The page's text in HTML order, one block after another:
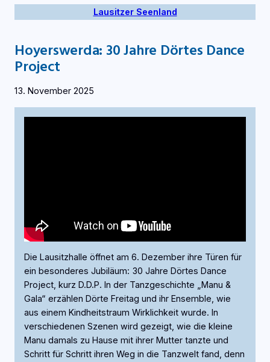
Lausitzer Seenland
Hoyerswerda: 30 Jahre Dörtes Dance
Project
13. November 2025
Die Lausitzhalle öffnet am 6. Dezember ihre Türen für
ein besonderes Jubiläum: 30 Jahre Dörtes Dance
Project, kurz D.D.P. In der Tanzgeschichte „Manu &
Gala“ erzählen Dörte Freitag und ihr Ensemble, wie
aus einem Kindheitstraum Wirklichkeit wurde. In
verschiedenen Szenen wird gezeigt, wie die kleine
Manu damals zu Hause mit ihrer Mutter tanzte und
Schritt für Schritt ihren Weg in die Tanzwelt fand, denn